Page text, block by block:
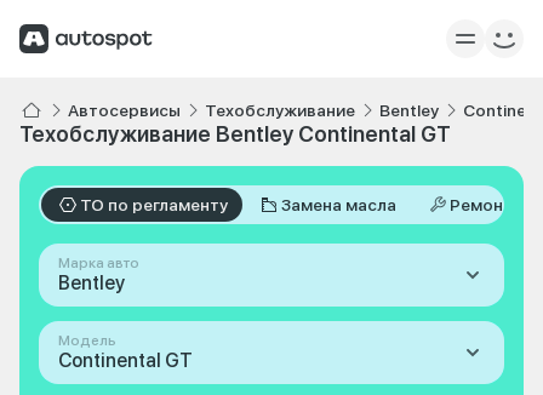
Автосервисы Техобслуживание Bentley
Техобслуживание Bentley Continental GT
ТО по регламенту Замена масла Ремонт
Марка авто
Bentley
Модель
Continental GT